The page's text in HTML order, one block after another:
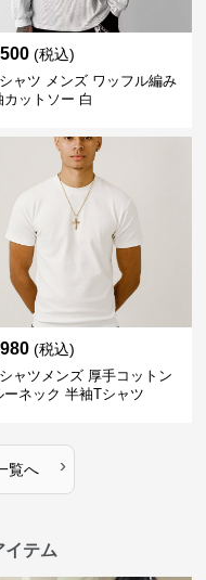
(税込)
ャツ メンズ ワッフル編み
カットソー 白
(税込)
ャツメンズ 厚手コットン
ーネック 半袖Tシャツ
覧へ ›
イテム